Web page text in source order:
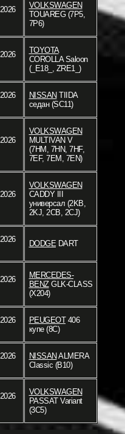
VOLKSWAGEN
TOUAREG (7P5,
7P6)
TOYOTA
COROLLA Saloon
(_E18_, ZRE1_)
NISSAN TIIDA
седан (SC11)
VOLKSWAGEN
MULTIVAN V
(7HM, 7HN, 7HF,
7EF, 7EM, 7EN)
VOLKSWAGEN
CADDY III
универсал (2KB,
2KJ, 2CB, 2CJ)
DODGEDART
MERCEDES-
BENZGLK-CLASS
(X204)
PEUGEOT406
купе (8C)
NISSAN ALMERA
Classic (B10)
VOLKSWAGEN
PASSAT Variant
(3C5)